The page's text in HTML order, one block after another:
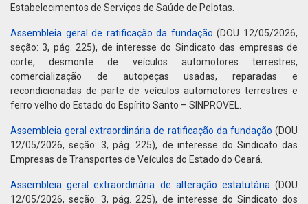
Estabelecimentos de Serviços de Saúde de Pelotas.
Assembleia geral de ratificação da fundação (DOU 12/05/2026,
seção: 3, pág. 225), de interesse do Sindicato das empresas de
corte, desmonte de veículos automotores terrestres,
comercialização de autopeças usadas, reparadas e
recondicionadas de parte de veículos automotores terrestres e
ferro velho do Estado do Espírito Santo – SINPROVEL.
Assembleia geral extraordinária de ratificação da fundação (DOU
12/05/2026, seção: 3, pág. 225), de interesse do Sindicato das
Empresas de Transportes de Veículos do Estado do Ceará.
Assembleia geral extraordinária de alteração estatutária(DOU
12/05/2026, seção: 3, pág. 225), de interesse do Sindicato dos